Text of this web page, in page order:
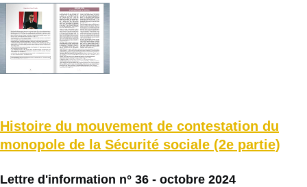
Histoire du mouvement de contestation du
monopole de la Sécurité sociale (2e partie)
Lettre d'information n° 36 - octobre 2024